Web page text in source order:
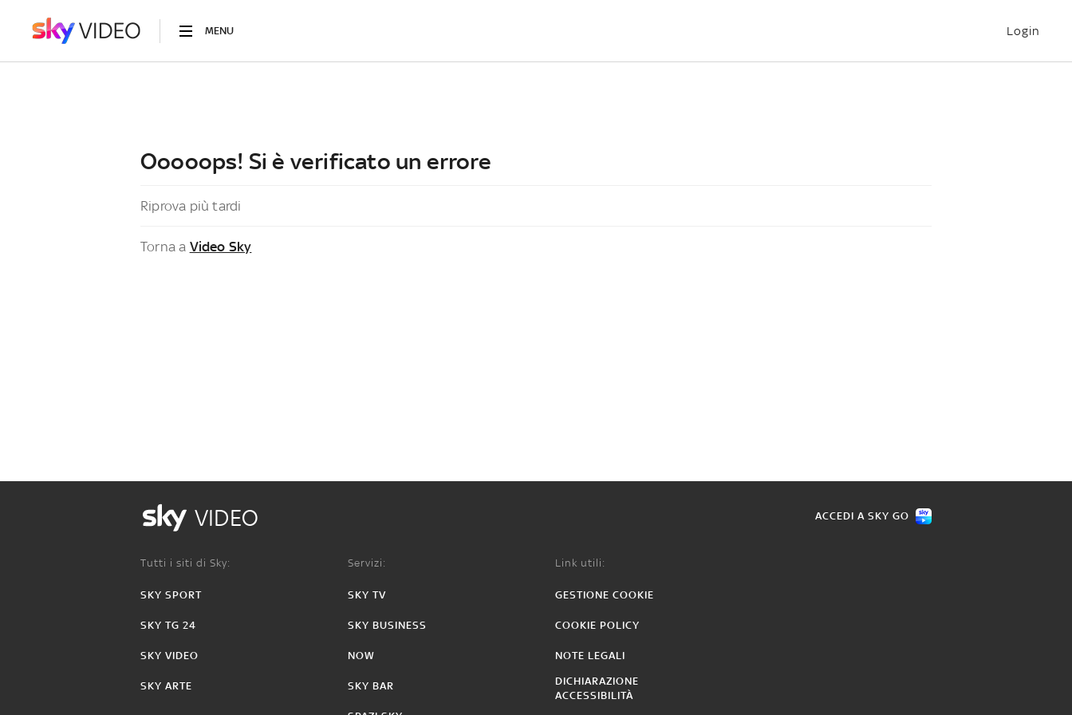
MENU Login
Ooooops! Si è verificato un errore
Riprova più tardi
Torna a Video Sky
VIDEO ACCEDI A SKY GO
Tutti i siti di Sky:
SKY SPORT
SKY TG 24
SKY VIDEO
SKY ARTE
Servizi:
SKY TV
SKY BUSINESS
NOW
SKY BAR
Link utili:
GESTIONE COOKIE
COOKIE POLICY
NOTE LEGALI
DICHIARAZIONE
ACCESSIBILITÀ